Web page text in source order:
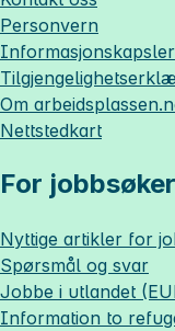
Personvern
Informasjonskapsler
Om
Nettstedkart
For
Nyttige artikler for
Spørsmål og svar
Jobbe i utlandet
Information to